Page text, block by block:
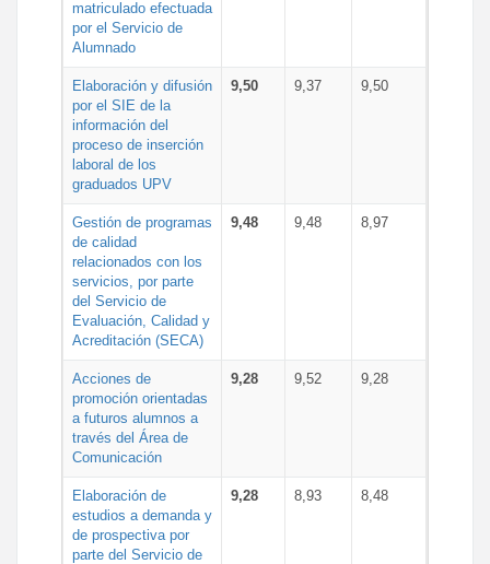
matriculado efectuada
por el Servicio de
Alumnado
Elaboración y difusión
por el SIE de la
información del
proceso de inserción
laboral de los
graduados UPV
9,50 9,37 9,50
Gestión de programas
de calidad
relacionados con los
servicios, por parte
del Servicio de
Evaluación, Calidad y
Acreditación (SECA)
9,48 9,48 8,97
Acciones de
promoción orientadas
a futuros alumnos a
través del Área de
Comunicación
9,28 9,52 9,28
Elaboración de
estudios a demanda y
de prospectiva por
parte del Servicio de
9,28 8,93 8,48